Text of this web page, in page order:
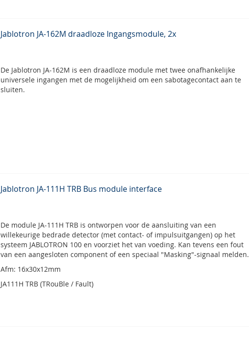
Jablotron JA-162M draadloze Ingangsmodule, 2x
De Jablotron JA-162M is een draadloze module met twee onafhankelijke
universele ingangen met de mogelijkheid om een sabotagecontact aan te
sluiten.
Jablotron JA-111H TRB Bus module interface
De module JA-111H TRB is ontworpen voor de aansluiting van een
willekeurige bedrade detector (met contact- of impulsuitgangen) op het
systeem JABLOTRON 100 en voorziet het van voeding. Kan tevens een fout
van een aangesloten component of een speciaal "Masking"-signaal melden.
Afm: 16x30x12mm
JA111H TRB (TRouBle / Fault)